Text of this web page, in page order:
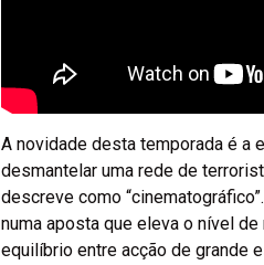
A novidade desta temporada é a
desmantelar uma rede de
descreve como
numa aposta que eleva o nível
equilíbrio entre acção de grande